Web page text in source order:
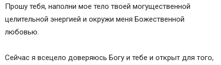
Прошу тебя, наполни мое тело твоей могу­щественной
целительной энергией и окружи меня Боже­ственной
любовью.
Сейчас я всецело доверяюсь Богу и тебе и открыт для того,